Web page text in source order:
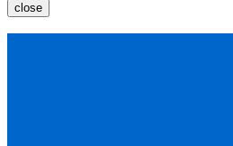
close